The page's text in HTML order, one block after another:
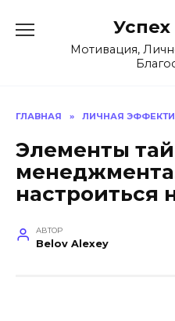
содержаниюМотивация,
ГЛАВНАЯ » ЛИЧНАЯ
Элементы
настроиться
АВТОР
Belov Alexey